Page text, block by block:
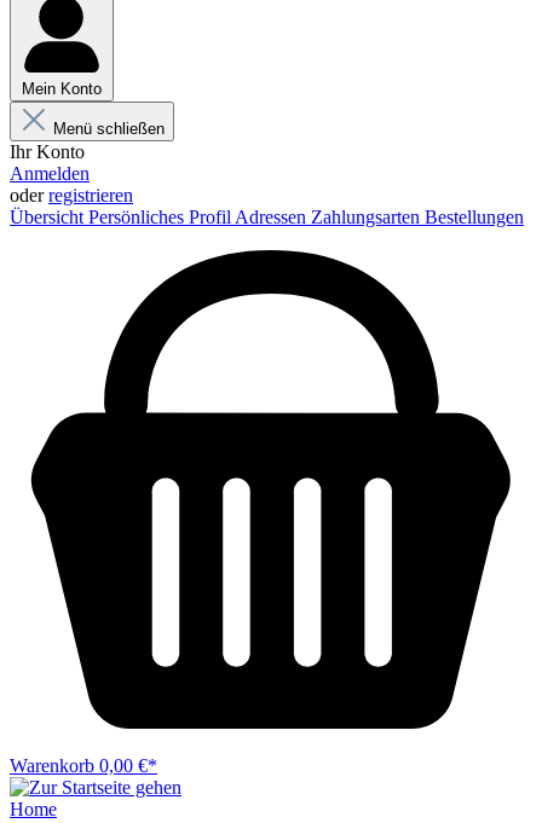
Mein Konto
Menü schließen
Ihr Konto
Anmelden
oderregistrieren
Übersicht Persönliches Profil Adressen Zahlungsarten Bestellungen
Warenkorb 0,00 €*
Home